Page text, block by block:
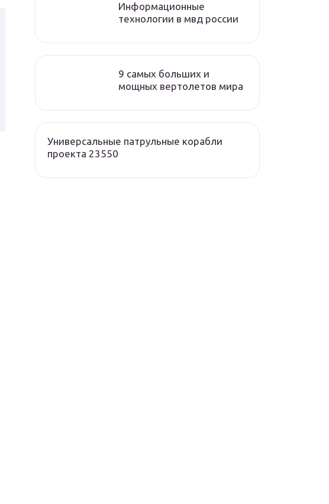
Информационные
технологии в мвд россии
9 самых больших и
мощных вертолетов мира
Универсальные патрульные корабли
проекта 23550